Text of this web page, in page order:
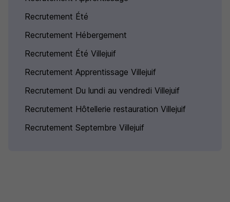
Recrutement Été
Recrutement Hébergement
Recrutement Été Villejuif
Recrutement Apprentissage Villejuif
Recrutement Du lundi au vendredi Villejuif
Recrutement Hôtellerie restauration Villejuif
Recrutement Septembre Villejuif